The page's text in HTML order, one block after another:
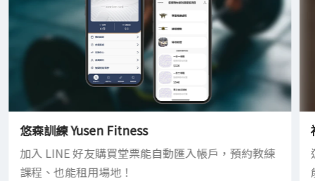
悠森訓練 Yusen Fitness
加入 LINE 好友購買堂票能自動匯入帳戶，預約教練
課程、也能租用場地！